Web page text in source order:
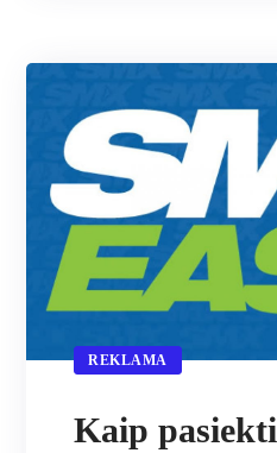
REKLAMA
Kaip pasiekti